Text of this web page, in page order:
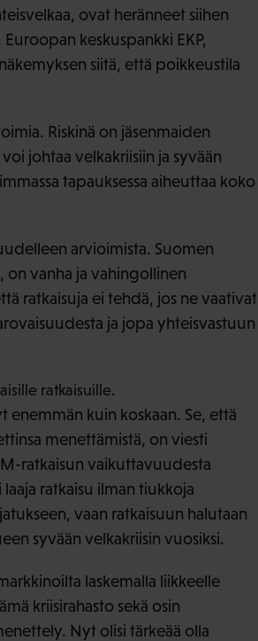
ovat heränneet siihen
keskuspankki EKP,
siitä, että poikkeustila
Riskinä on jäsenmaiden
johtaa velkakriisiin ja syvään
tapauksessa aiheuttaa koko
arvioimista. Suomen
on vanha ja vahingollinen
ratkaisuja ei tehdä, jos ne vaativat
ja jopa yhteisvastuun
ratkaisuille.
enemmän kuin koskaan. Se, että
menettämistä, on viesti
ratkaisun vaikuttavuudesta
ratkaisu ilman tiukkoja
vaan ratkaisuun halutaan
syvään velkakriisin vuosiksi.
laskemalla liikkeelle
kriisirahasto sekä osin
Nyt olisi tärkeää olla